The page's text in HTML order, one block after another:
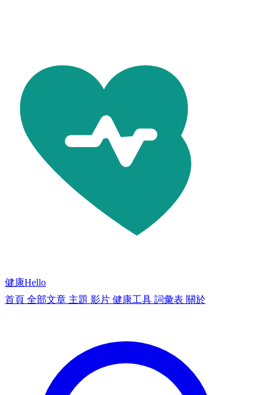
健康Hello
首頁 全部文章 主題 影片 健康工具 詞彙表 關於